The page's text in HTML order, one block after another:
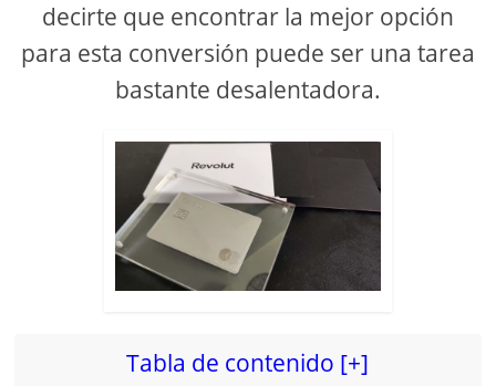
decirte que encontrar la mejor opción
para esta conversión puede ser una tarea
bastante desalentadora.
Tabla de contenido [+]